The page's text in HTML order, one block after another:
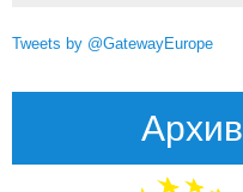
Tweets by @GatewayEurope
Архив